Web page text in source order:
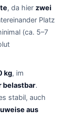
, da hier zwei
Platz
(ca. 5–7
kg, im
belastbar.
stabil, auch
aus